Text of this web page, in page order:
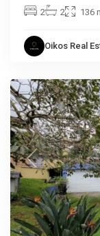
2 2 136
Oikos Real
Previous